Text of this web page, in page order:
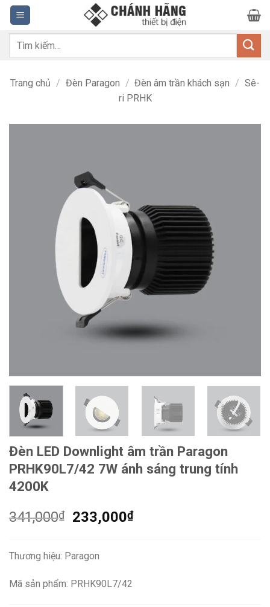
Bỏ
qua
nội
dung
Tìm
Trang chủ / Đèn Paragon / Đèn âm trần khách sạn / Sê-
ri PRHK
Đèn LED Downlight âm trần Paragon
PRHK90L7/42 7W ánh sáng trung tính
4200K
341,000₫
Giá
341,000₫.
233,000₫Giá
Thương hiệu: Paragon
Mã sản phẩm: PRHK90L7/42